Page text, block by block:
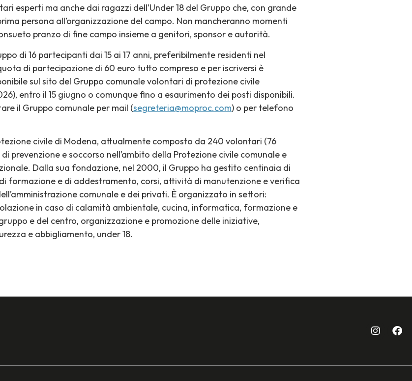
esperti ma anche dai ragazzi dell’Under 18 del Gruppo che, con grande
persona all’organizzazione del campo. Non mancheranno momenti
pranzo di fine campo insieme a genitori, sponsor e autorità.
di 16 partecipanti dai 15 ai 17 anni, preferibilmente residenti nel
di partecipazione di 60 euro tutto compreso e per iscriversi è
sul sito del Gruppo comunale volontari di protezione civile
entro il 15 giugno o comunque fino a esaurimento dei posti disponibili.
il Gruppo comunale per mail (segreteria@moproc.com) o per telefono
civile di Modena, attualmente composto da 240 volontari (76
prevenzione e soccorso nell’ambito della Protezione civile comunale e
Dalla sua fondazione, nel 2000, il Gruppo ha gestito centinaia di
formazione e di addestramento, corsi, attività di manutenzione e verifica
comunale e dei privati. È organizzato in settori:
in caso di calamità ambientale, cucina, informatica, formazione e
e del centro, organizzazione e promozione delle iniziative,
e abbigliamento, under 18.